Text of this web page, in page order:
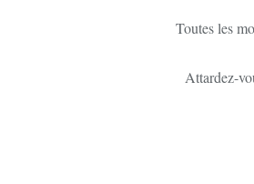
Toutes les
Attardez-